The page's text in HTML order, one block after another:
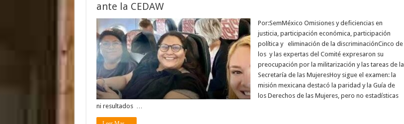
ante la CEDAW
Por:SemMéxico Omisiones y deficiencias en
justicia, participación económica, participación
política y eliminación de la discriminaciónCinco de
los y las expertas del Comité expresaron su
preocupación por la militarización y las tareas de la
Secretaría de las MujeresHoy sigue el examen: la
misión mexicana destacó la paridad y la Guía de
los Derechos de las Mujeres, pero no estadísticas
ni resultados …